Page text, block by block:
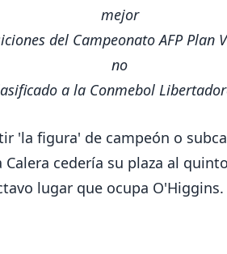
mejor
del Campeonato AFP Plan
no
a la Conmebol
'la figura' de campeón o
cedería su plaza al
lugar que ocupa O'Higgins.